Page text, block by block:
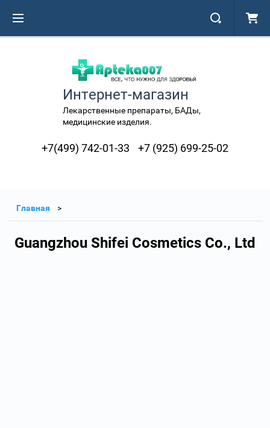
Интернет-магазин
Лекарственные препараты, БАДы,
медицинские изделия.
+7(499) 742-01-33 +7 (925) 699-25-02
Главная
Guangzhou Shifei Cosmetics Co., Ltd